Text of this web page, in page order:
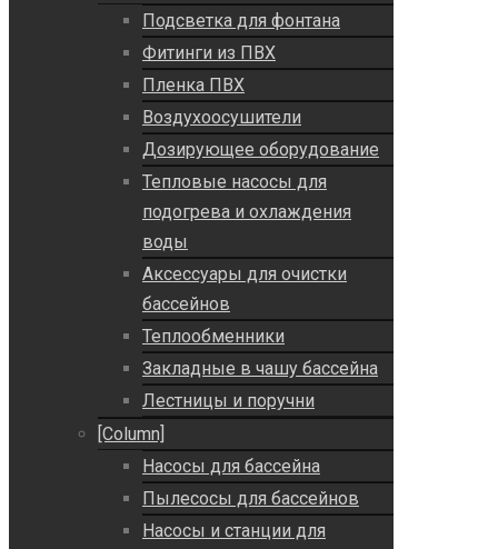
Подсветка для фонтана
Фитинги из ПВХ
Пленка ПВХ
Воздухоосушители
Дозирующее оборудование
Тепловые насосы для
подогрева и охлаждения
воды
Аксессуары для очистки
бассейнов
Теплообменники
Закладные в чашу бассейна
Лестницы и поручни
[Column]
Насосы для бассейна
Пылесосы для бассейнов
Насосы и станции для